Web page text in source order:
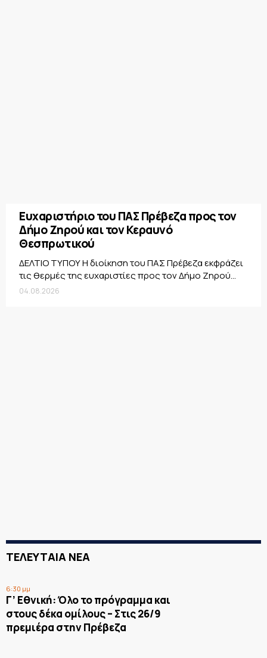
Ευχαριστήριο του ΠΑΣ Πρέβεζα προς τον
Δήμο Ζηρού και τον Κεραυνό
Θεσπρωτικού
ΔΕΛΤΙΟ ΤΥΠΟΥ Η διοίκηση του ΠΑΣ Πρέβεζα εκφράζει
τις θερμές της ευχαριστίες προς τον Δήμο Ζηρού...
04.08.2026
ΤΕΛΕΥΤΑΙΑ ΝΕΑ
6:30 μμ
Γ’ Εθνική: Όλο το πρόγραμμα και
στους δέκα ομίλους – Στις 26/9
πρεμιέρα στην Πρέβεζα